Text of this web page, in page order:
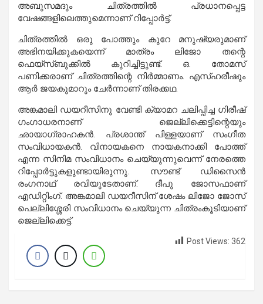
അബുസമദും ചിത്രത്തില്‍ പ്രധാനപ്പെട്ട
വേഷങ്ങളിലെത്തുമെന്നാണ് റിപ്പോര്‍ട്ട്.
ചിത്രത്തില്‍ ഒരു പോത്തും കുറേ മനുഷ്യരുമാണ്
അഭിനയിക്കുകയെന്ന് മാത്രം ലിജോ തന്റെ
ഫെയ്‌സ്ബുക്കില്‍ കുറിച്ചിട്ടുണ്ട്. ഒ. തോമസ്
പണിക്കരാണ് ചിത്രത്തിന്റെ നിര്‍മ്മാണം. എസ്ഹരീഷും
ആര്‍ ജയകുമാറും ചേര്‍ന്നാണ് തിരക്കഥ.
അങ്കമാലി ഡയറീസിനു വേണ്ടി ക്യാമറ ചലിപ്പിച്ച ഗിരീഷ്
ഗംഗാധരനാണ് ജെല്ലിക്കെട്ടിന്റെയും
ഛായാഗ്രാഹകന്‍. പ്രശാന്ത് പിള്ളയാണ് സംഗീത
സംവിധായകന്‍. വിനായകനെ നായകനാക്കി പോത്ത്
എന്ന സിനിമ സംവിധാനം ചെയ്യുന്നുവെന്ന് നേരത്തെ
റിപ്പോര്‍ട്ടുകളുണ്ടായിരുന്നു. സൗണ്ട് ഡിസൈന്‍
രംഗനാഥ് രവിയുടേതാണ്. ദീപു ജോസഫാണ്
എഡിറ്റിംഗ്. അങ്കമാലി ഡയറീസിന് ശേഷം ലിജോ ജോസ്
പെല്ലിശ്ശേരി സംവിധാനം ചെയ്യുന്ന ചിത്രംകൂടിയാണ്
ജെല്ലിക്കെട്ട്.
Post Views: 362